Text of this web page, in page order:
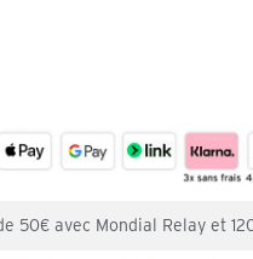
50€ avec Mondial Relay et